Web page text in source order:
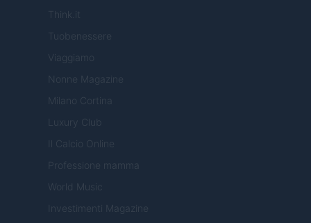
Think.it
Tuobenessere
Viaggiamo
Nonne Magazine
Milano Cortina
Luxury Club
Il Calcio Online
Professione mamma
World Music
Investimenti Magazine